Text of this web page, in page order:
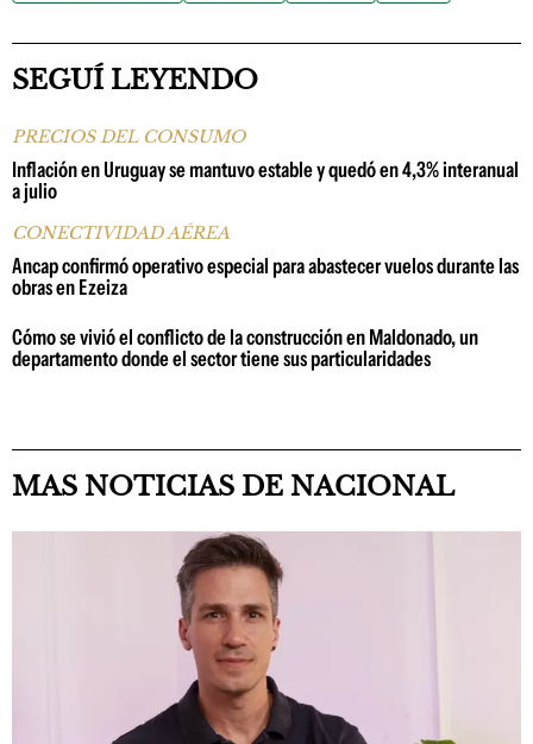
SEGUÍ LEYENDO
PRECIOS DEL CONSUMO
Inflación en Uruguay se mantuvo estable y quedó en 4,3% interanual
a julio
CONECTIVIDAD AÉREA
Ancap confirmó operativo especial para abastecer vuelos durante las
obras en Ezeiza
Cómo se vivió el conflicto de la construcción en Maldonado, un
departamento donde el sector tiene sus particularidades
MAS NOTICIAS DE NACIONAL